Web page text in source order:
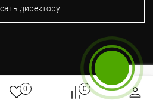
директору
0 0
Бесплатный звонок